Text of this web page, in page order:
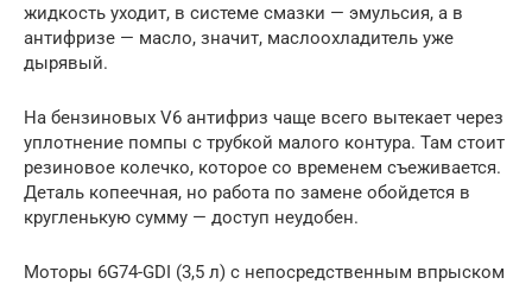
жидкость уходит, в системе смазки — эмульсия, а в
антифризе — масло, значит, маслоохладитель уже
дырявый.
На бензиновых V6 антифриз чаще всего вытекает через
уплотнение помпы с трубкой малого контура. Там стоит
резиновое колечко, которое со временем съеживается.
Деталь копеечная, но работа по замене обойдется в
кругленькую сумму — доступ неудобен.
Моторы 6G74-GDI (3,5 л) с непосредственным впрыском